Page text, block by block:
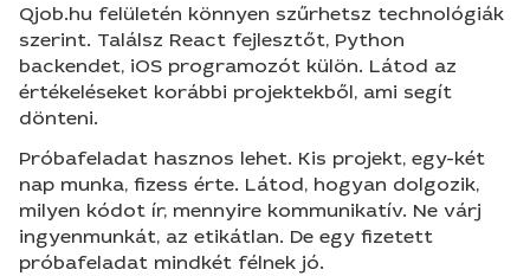
Qjob.hu felületén könnyen szűrhetsz technológiák
szerint. Találsz React fejlesztőt, Python
backendet, iOS programozót külön. Látod az
értékeléseket korábbi projektekből, ami segít
dönteni.
Próbafeladat hasznos lehet. Kis projekt, egy-két
nap munka, fizess érte. Látod, hogyan dolgozik,
milyen kódot ír, mennyire kommunikatív. Ne várj
ingyenmunkát, az etikátlan. De egy fizetett
próbafeladat mindkét félnek jó.